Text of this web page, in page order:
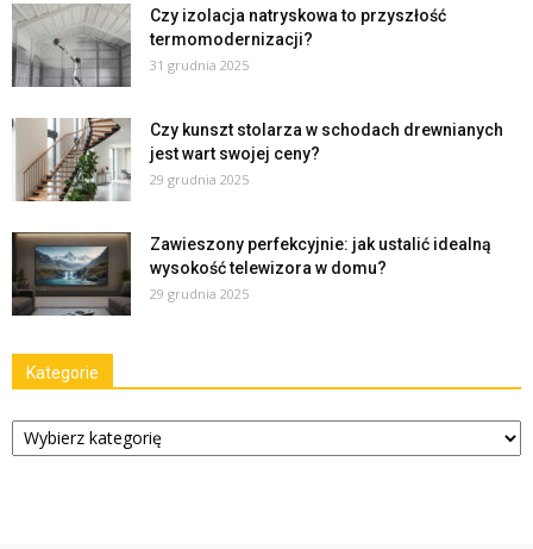
Czy izolacja natryskowa to przyszłość
termomodernizacji?
31 grudnia 2025
Czy kunszt stolarza w schodach drewnianych
jest wart swojej ceny?
29 grudnia 2025
Zawieszony perfekcyjnie: jak ustalić idealną
wysokość telewizora w domu?
29 grudnia 2025
Kategorie
Kategorie